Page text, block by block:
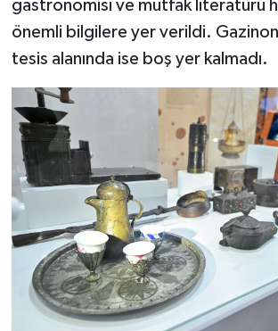
gastronomisi ve mutfak literatürü
önemli bilgilere yer verildi.
tesis alanında ise boş yer kalmadı.